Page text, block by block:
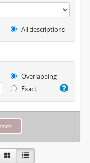
All descriptions
Overlapping
Exact